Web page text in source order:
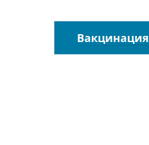
Вакцинация